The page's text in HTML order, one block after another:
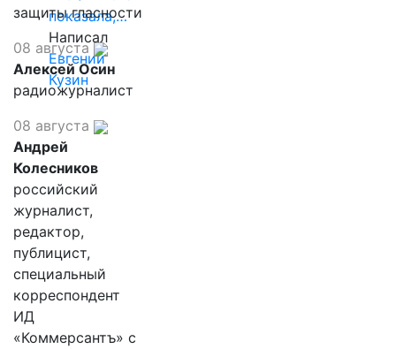
показала,…
Написал
Евгений
Кузин
защиты гласности
08 августа
Алексей Осин
радиожурналист
08 августа
Андрей
Колесников
российский
журналист,
редактор,
публицист,
специальный
корреспондент
ИД
«Коммерсантъ» с